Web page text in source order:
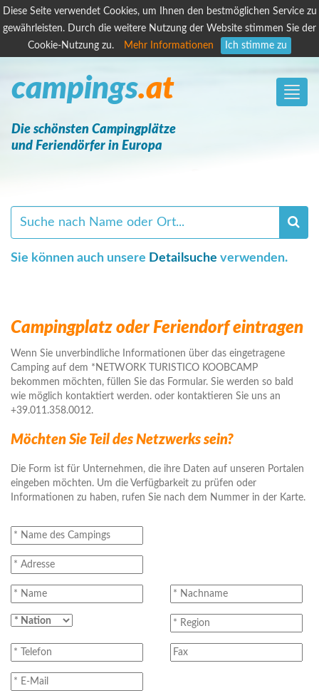
Diese Seite verwendet Cookies, um Ihnen den bestmöglichen Service zu
gewährleisten. Durch die weitere Nutzung der Website stimmen Sie der
Cookie-Nutzung zu.
Mehr Informationen Ich stimme zu
Toggle
campings.at
Die schönsten Campingplätze
und Feriendörfer in Europa
Sie können auch unsere Detailsuche verwenden.
Campingplatz oder Feriendorf eintragen
Wenn Sie unverbindliche Informationen über das eingetragene
Camping auf dem *NETWORK TURISTICO KOOBCAMP
bekommen möchten, füllen Sie das Formular. Sie werden so bald
wie möglich kontaktiert werden. oder kontaktieren Sie uns an
+39.011.358.0012.
Möchten Sie Teil des Netzwerks sein?
Die Form ist für Unternehmen, die ihre Daten auf unseren Portalen
eingeben möchten. Um die Verfügbarkeit zu prüfen oder
Informationen zu haben, rufen Sie nach dem Nummer in der Karte.